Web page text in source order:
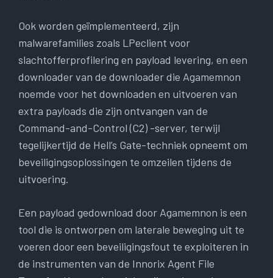
Ook worden geïmplementeerd, zijn
malwarefamilies zoals LPeclient voor
slachtofferprofilering en payload levering, en een
downloader van de downloader die Agamemnon
noemde voor het downloaden en uitvoeren van
extra payloads die zijn ontvangen van de
Command-and-Control (C2) -server, terwijl
tegelijkertijd de Hell’s Gate-techniek opneemt om
beveiligingsoplossingen te omzeilen tijdens de
uitvoering.
Een payload gedownload door Agamemnon is een
tool die is ontworpen om laterale beweging uit te
voeren door een beveiligingsfout te exploiteren in
de instrumenten van de Innorix Agent File